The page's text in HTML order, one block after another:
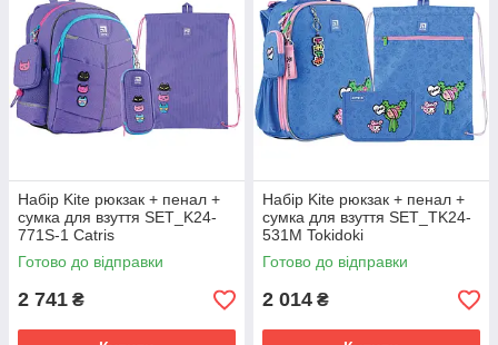
Набір Kite рюкзак + пенал +
сумка для взуття SET_K24-
771S-1 Catris
Готово до відправки
2 741 ₴
Набір Kite рюкзак + пенал +
сумка для взуття SET_TK24-
531M Tokidoki
Готово до відправки
2 014 ₴